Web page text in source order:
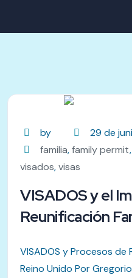
by
29 de
familia,family permit
visados,visas
VISADOS y el
Reunificación
VISADOS y Procesos de
Reino Unido Por